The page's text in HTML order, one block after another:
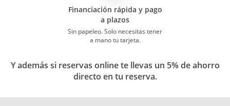
Financiación rápida y pago
a plazos
Sin papeleo. Solo necesitas tener
a mano tu tarjeta.
Y además si reservas online te llevas un 5% de ahorro
directo en tu reserva.